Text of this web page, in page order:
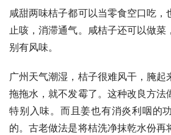
咸甜两味桔子都可以当零食空口吃，
止咳，消滞通气。咸桔子还可以做菜
别有风味。
广州天气潮湿，桔子很难风干，腌起
拖拖水，就不发霉了。这种改良方法
特别入味。而且姜也有消炎利咽的
的。古老做法是将桔洗净抹乾水份再